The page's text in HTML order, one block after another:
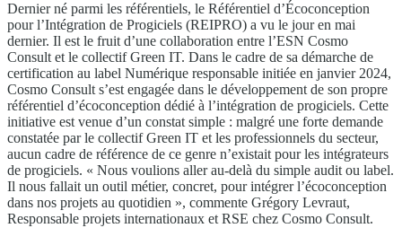
Dernier né parmi les référentiels, le Référentiel d’Écoconception
pour l’Intégration de Progiciels (REIPRO) a vu le jour en mai
dernier. Il est le fruit d’une collaboration entre l’ESN Cosmo
Consult et le collectif Green IT. Dans le cadre de sa démarche de
certification au label Numérique responsable initiée en janvier 2024,
Cosmo Consult s’est engagée dans le développement de son propre
référentiel d’écoconception dédié à l’intégration de progiciels. Cette
initiative est venue d’un constat simple : malgré une forte demande
constatée par le collectif Green IT et les professionnels du secteur,
aucun cadre de référence de ce genre n’existait pour les intégrateurs
de progiciels. « Nous voulions aller au-delà du simple audit ou label.
Il nous fallait un outil métier, concret, pour intégrer l’écoconception
dans nos projets au quotidien », commente Grégory Levraut,
Responsable projets internationaux et RSE chez Cosmo Consult.